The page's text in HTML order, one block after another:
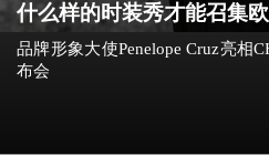
什么样的时装秀才能召集
品牌形象大使Penelope Cruz亮相
布会